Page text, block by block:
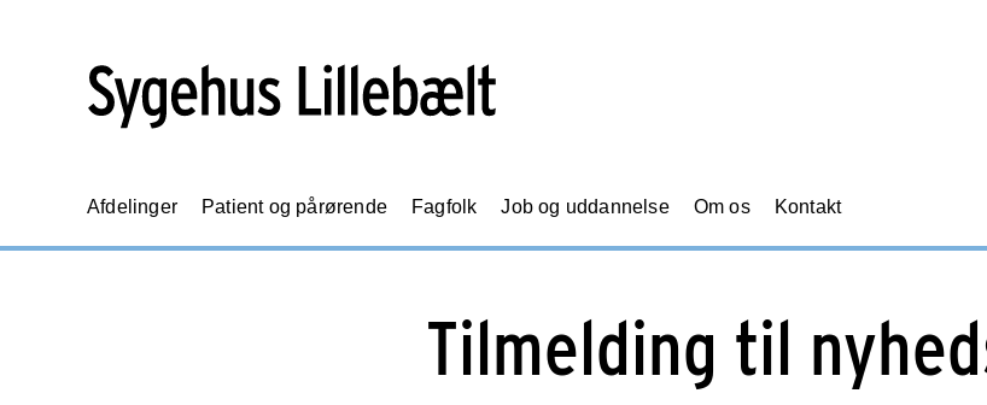
Afdelinger Patient og pårørende Fagfolk Job og uddannelse Om os Kontakt
Tilmelding til